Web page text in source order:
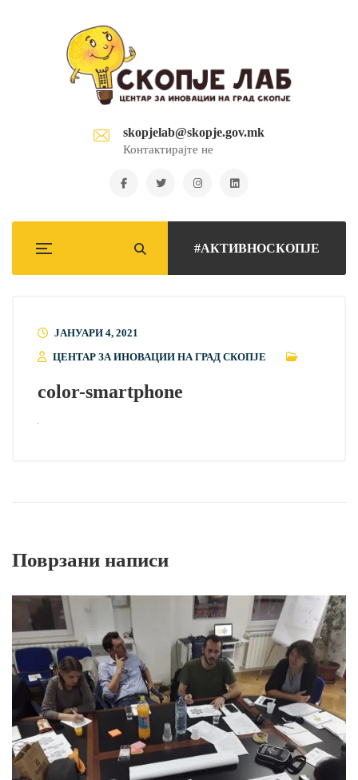
skopjelab@skopje.gov.mk
Контактирајте не
#АКТИВНОСКОПЈЕ
ЈАНУАРИ 4, 2021
ЦЕНТАР ЗА ИНОВАЦИИ НА ГРАД СКОПЈЕ
color-smartphone
Поврзани написи